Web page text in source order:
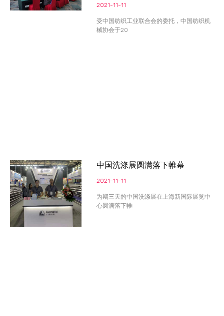
2021-11-11
受中国纺织工业联合会的委托，中国纺织机
械协会于20
中国洗涤展圆满落下帷幕
2021-11-11
为期三天的中国洗涤展在上海新国际展览中
心圆满落下帷